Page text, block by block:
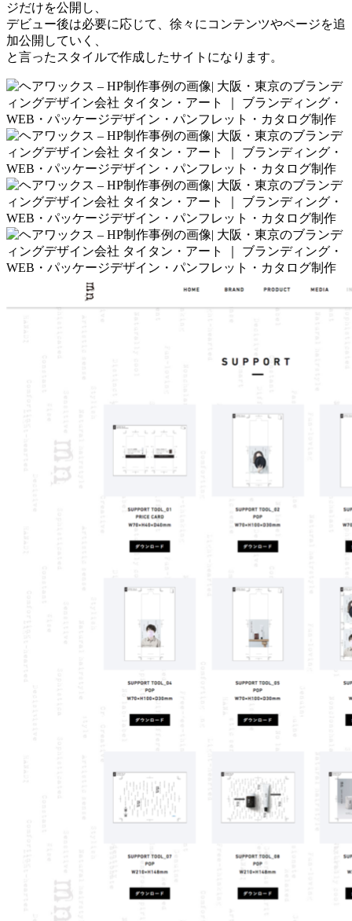
ジだけを公開し、
デビュー後は必要に応じて、徐々にコンテンツやページを追
加公開していく、
と言ったスタイルで作成したサイトになります。